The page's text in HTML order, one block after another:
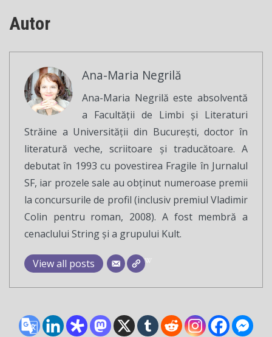
Autor
Ana-Maria Negrilă
Ana-Maria Negrilă este absolventă
a Facultății de Limbi și Literaturi
Străine a Universității din București, doctor în
literatură veche, scriitoare și traducătoare. A
debutat în 1993 cu povestirea Fragile în Jurnalul
SF, iar prozele sale au obținut numeroase premii
la concursurile de profil (inclusiv premiul Vladimir
Colin pentru roman, 2008). A fost membră a
cenaclului String și a grupului Kult.
View all posts